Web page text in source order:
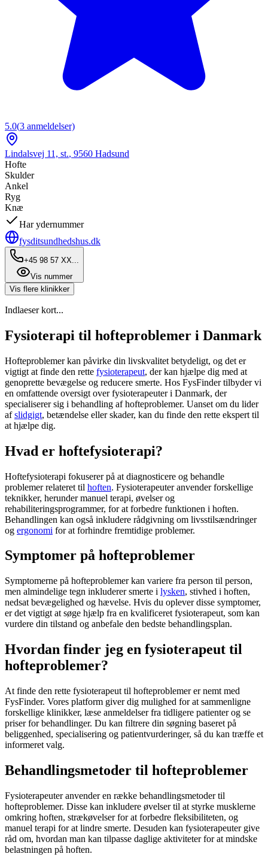
5.0(3 anmeldelser)
Lindalsvej 11, st., 9560 Hadsund
Hofte
Skulder
Ankel
Ryg
Knæ
Har ydernummer
fysditsundhedshus.dk
+45 98 57 XX...
Vis nummer
Vis flere klinikker
Indlaeser kort...
Fysioterapi til hofteproblemer i Danmark
Hofteproblemer kan påvirke din livskvalitet betydeligt, og det er
vigtigt at finde den rette fysioterapeut, der kan hjælpe dig med at
genoprette bevægelse og reducere smerte. Hos FysFinder tilbyder vi
en omfattende oversigt over fysioterapeuter i Danmark, der
specialiserer sig i behandling af hofteproblemer. Uanset om du lider
afslidgigt, betændelse eller skader, kan du finde den rette ekspert til
at hjælpe dig.
Hvad er hoftefysioterapi?
Hoftefysioterapi fokuserer på at diagnosticere og behandle
problemer relateret til hoften. Fysioterapeuter anvender forskellige
teknikker, herunder manuel terapi, øvelser og
rehabiliteringsprogrammer, for at forbedre funktionen i hoften.
Behandlingen kan også inkludere rådgivning om livsstilsændringer
og ergonomi for at forhindre fremtidige problemer.
Symptomer på hofteproblemer
Symptomerne på hofteproblemer kan variere fra person til person,
men almindelige tegn inkluderer smerte i lysken, stivhed i hoften,
nedsat bevægelighed og hævelse. Hvis du oplever disse symptomer,
er det vigtigt at søge hjælp fra en kvalificeret fysioterapeut, som kan
vurdere din tilstand og anbefale den bedste behandlingsplan.
Hvordan finder jeg en fysioterapeut til
hofteproblemer?
At finde den rette fysioterapeut til hofteproblemer er nemt med
FysFinder. Vores platform giver dig mulighed for at sammenligne
forskellige klinikker, læse anmeldelser fra tidligere patienter og se
priser for behandlinger. Du kan filtrere din søgning baseret på
beliggenhed, specialisering og patientvurderinger, så du kan træffe et
informeret valg.
Behandlingsmetoder til hofteproblemer
Fysioterapeuter anvender en række behandlingsmetoder til
hofteproblemer. Disse kan inkludere øvelser til at styrke musklerne
omkring hoften, strækøvelser for at forbedre fleksibiliteten, og
manuel terapi for at lindre smerte. Desuden kan fysioterapeuter give
råd om, hvordan man kan tilpasse daglige aktiviteter for at mindske
belastningen på hoften.